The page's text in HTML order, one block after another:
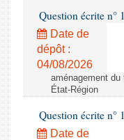
Question écrite n°
Date de
dépôt :
04/08/2026
aménagement
État-Région
Question écrite n°
Date de